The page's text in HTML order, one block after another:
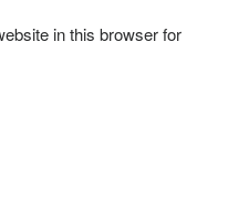
in this browser for